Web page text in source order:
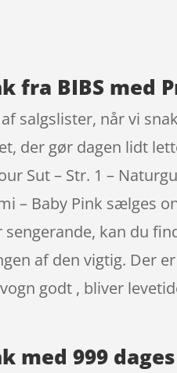
fra BIBS med
salgslister, når vi
der gør dagen lidt
Sut – Str. 1 –
– Baby Pink sælges
kan du
af den vigtig. Der
godt , bliver
med 999